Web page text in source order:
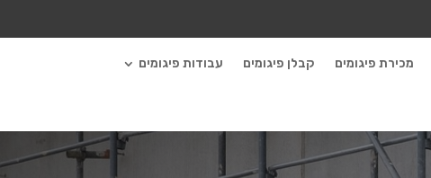
מכירת פיגומים קבלן פיגומים עבודות פיגומים